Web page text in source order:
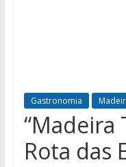
Gastronomia
“Madeira
Rota das